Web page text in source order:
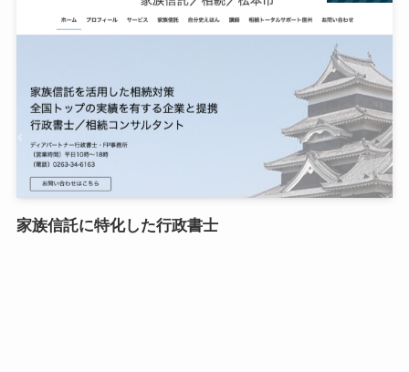
家族信託に特化した行政書士